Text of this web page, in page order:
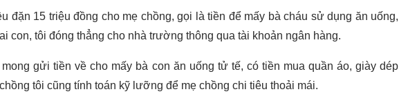
đặn 15 triệu đồng cho mẹ chồng, gọi là tiền để mấy bà cháu sử dụng ăn uống,
con, tôi đóng thẳng cho nhà trường thông qua tài khoản ngân hàng.
gửi tiền về cho mấy bà con ăn uống tử tế, có tiền mua quần áo, giày dép
tôi cũng tính toán kỹ lưỡng để mẹ chồng chi tiêu thoải mái.